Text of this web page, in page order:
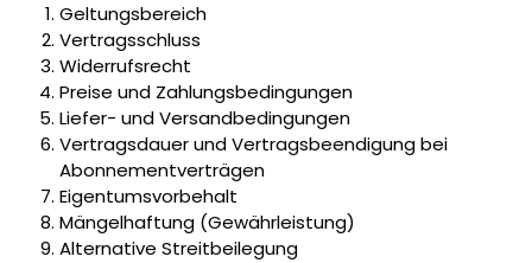
Geltungsbereich
Vertragsschluss
Widerrufsrecht
Preise und Zahlungsbedingungen
Liefer- und Versandbedingungen
Vertragsdauer und Vertragsbeendigung bei
Abonnementverträgen
Eigentumsvorbehalt
Mängelhaftung (Gewährleistung)
Alternative Streitbeilegung